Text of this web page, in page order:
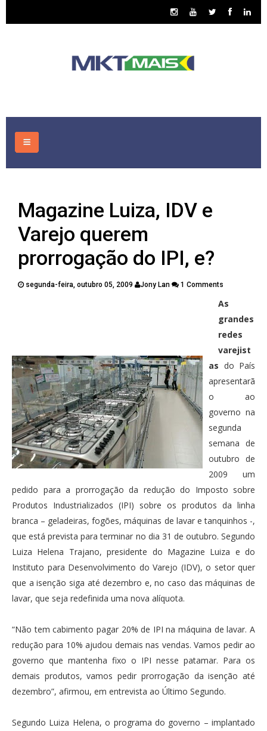
CONSULTORIA
ASSUNTOS
PUBLICAÇÕES
Magazine Luiza, IDV e
Varejo querem
prorrogação do IPI, e?
segunda-feira, outubro 05, 2009 Jony Lan 1 Comments
As
grandes
redes
varejist
as do País
apresentarã
o ao
governo na
segunda
semana de
outubro de
2009 um
pedido para a prorrogação da redução do Imposto sobre
Produtos Industrializados (IPI) sobre os produtos da linha
branca – geladeiras, fogões, máquinas de lavar e tanquinhos -,
que está prevista para terminar no dia 31 de outubro. Segundo
Luiza Helena Trajano, presidente do Magazine Luiza e do
Instituto para Desenvolvimento do Varejo (IDV), o setor quer
que a isenção siga até dezembro e, no caso das máquinas de
lavar, que seja redefinida uma nova alíquota.
“Não tem cabimento pagar 20% de IPI na máquina de lavar. A
redução para 10% ajudou demais nas vendas. Vamos pedir ao
governo que mantenha fixo o IPI nesse patamar. Para os
demais produtos, vamos pedir prorrogação da isenção até
dezembro”, afirmou, em entrevista ao Último Segundo.
Segundo Luiza Helena, o programa do governo – implantado